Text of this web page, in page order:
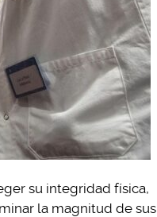
su integridad física,
la magnitud de sus